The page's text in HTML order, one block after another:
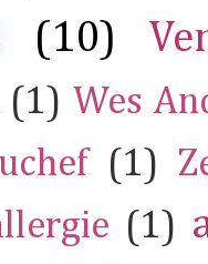
(10)
(1) Wes
(1)
(1)